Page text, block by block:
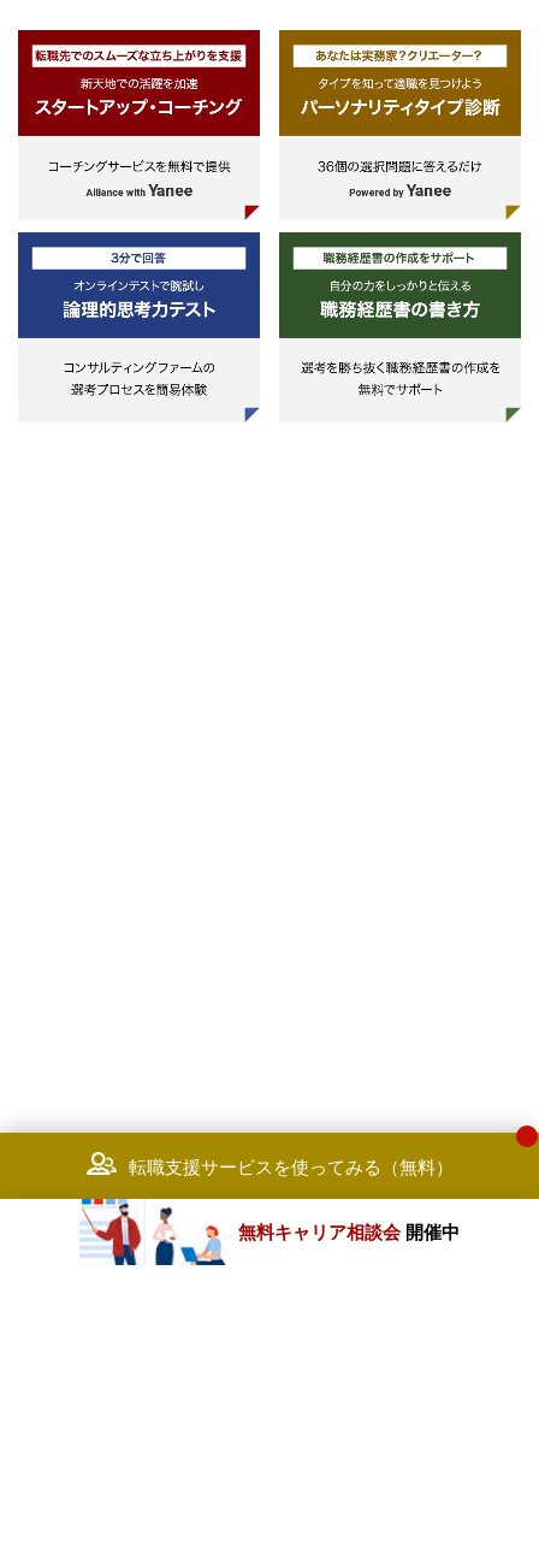
転職支援サービスを使ってみる（無料）
無料キャリア相談会 開催中